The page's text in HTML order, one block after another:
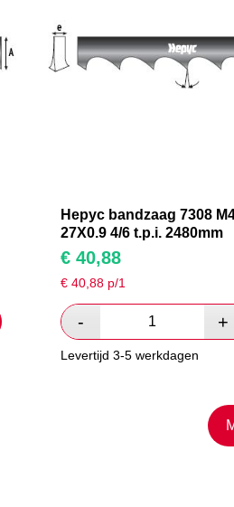
Hepyc bandzaag 7308
27X0.9 4/6 t.p.i. 2480mm
€ 40,88
€40,88 p/1
Levertijd 3-5 werkdagen